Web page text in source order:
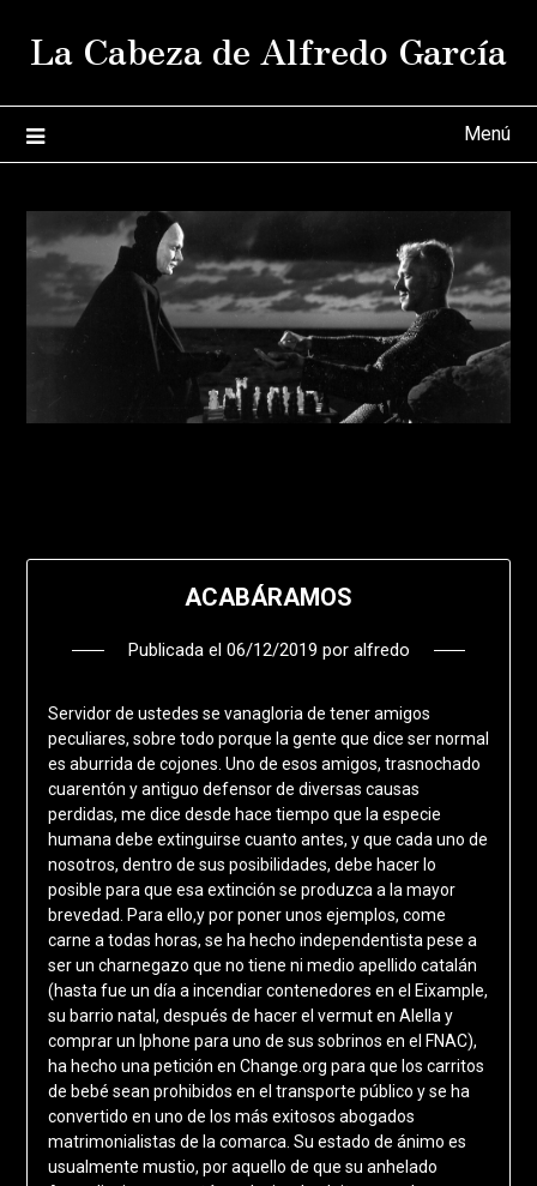
La Cabeza de Alfredo García
Menú
ACABÁRAMOS
Publicada el 06/12/2019 por alfredo
Servidor de ustedes se vanagloria de tener amigos
peculiares, sobre todo porque la gente que dice ser normal
es aburrida de cojones. Uno de esos amigos, trasnochado
cuarentón y antiguo defensor de diversas causas
perdidas, me dice desde hace tiempo que la especie
humana debe extinguirse cuanto antes, y que cada uno de
nosotros, dentro de sus posibilidades, debe hacer lo
posible para que esa extinción se produzca a la mayor
brevedad. Para ello,y por poner unos ejemplos, come
carne a todas horas, se ha hecho independentista pese a
ser un charnegazo que no tiene ni medio apellido catalán
(hasta fue un día a incendiar contenedores en el Eixample,
su barrio natal, después de hacer el vermut en Alella y
comprar un Iphone para uno de sus sobrinos en el FNAC),
ha hecho una petición en Change.org para que los carritos
de bebé sean prohibidos en el transporte público y se ha
convertido en uno de los más exitosos abogados
matrimonialistas de la comarca. Su estado de ánimo es
usualmente mustio, por aquello de que su anhelado